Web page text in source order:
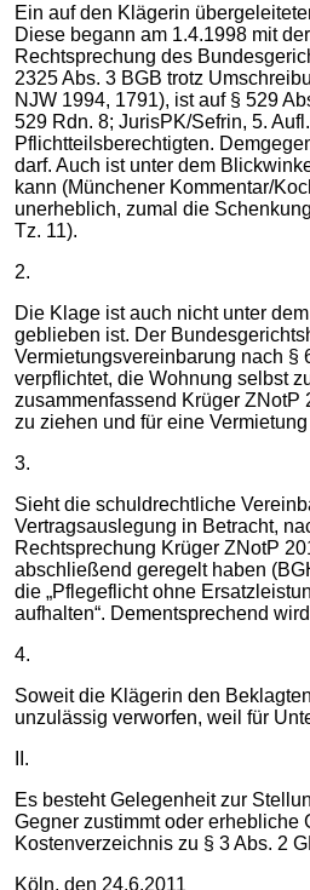
Ein auf den Klägerin
Diese begann am 1.4.1998 mit
Rechtsprechung des
2325 Abs. 3 BGB trotz
NJW 1994, 1791), ist auf § 529
529 Rdn. 8; JurisPK/Sefrin, 5.
Pflichtteilsberechtigten.
darf. Auch ist unter dem
kann (Münchener Kommentar/
unerheblich, zumal die
Tz. 11).
2.
Die Klage ist auch nicht unter
geblieben ist. Der
Vermietungsvereinbarung nach §
verpflichtet, die Wohnung selbst
zusammenfassend Krüger
zu ziehen und für eine
3.
Sieht die schuldrechtliche
Vertragsauslegung in Betracht,
Rechtsprechung Krüger ZNotP
abschließend geregelt haben
die „Pflegeflicht ohne
aufhalten“. Dementsprechend
4.
Soweit die Klägerin den
unzulässig verworfen, weil für
II.
Es besteht Gelegenheit zur
Gegner zustimmt oder erhebliche
Kostenverzeichnis zu § 3 Abs. 2
Köln, den 24.6.2011